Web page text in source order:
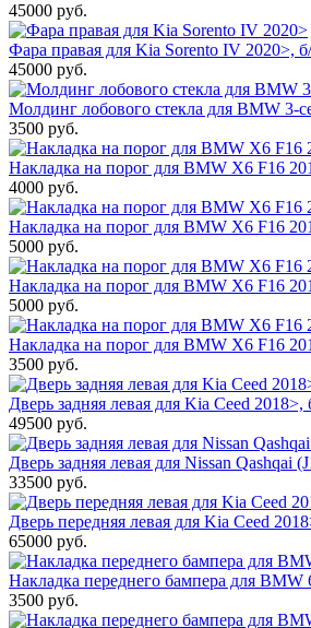
45000 руб.
Фара правая для Kia Sorento IV 2020>,
45000 руб.
Молдинг лобового стекла для BMW 3-
3500 руб.
Накладка на порог для BMW X6 F16
4000 руб.
Накладка на порог для BMW X6 F16
5000 руб.
Накладка на порог для BMW X6 F16
5000 руб.
Накладка на порог для BMW X6 F16
3500 руб.
Дверь задняя левая для Kia Ceed 2018>,
49500 руб.
Дверь задняя левая для Nissan Qashqai
33500 руб.
Дверь передняя левая для Kia Ceed
65000 руб.
Накладка переднего бампера для
3500 руб.